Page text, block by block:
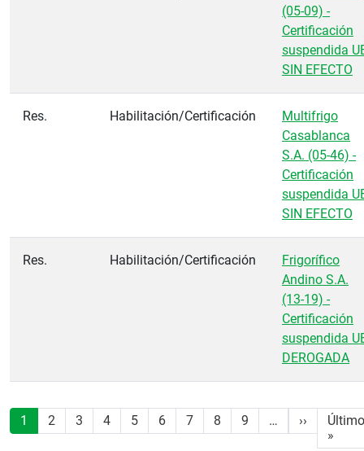
(05-09) -
Certificación
suspendida
SIN EFECTO
Res. Habilitación/Certificación
Multifrigo
Casablanca
S.A. (05-46) -
Certificación
suspendida
SIN EFECTO
Res. Habilitación/Certificación
Frigorífico
Andino S.A.
(13-19) -
Certificación
suspendida
DEROGADA
Paginación
1 2 3 4 5 6 7 8 9 … ››
Último
»